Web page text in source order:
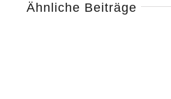
Ähnliche Beiträge